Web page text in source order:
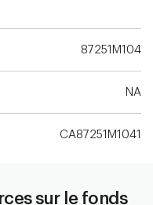
87251M104
NA
CA87251M1041
sur le fonds